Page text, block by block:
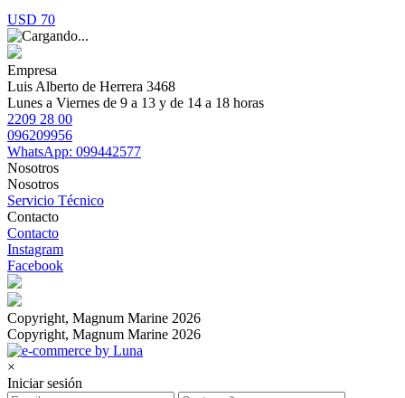
USD 70
Empresa
Luis Alberto de Herrera 3468
Lunes a Viernes de 9 a 13 y de 14 a 18 horas
2209 28 00
096209956
WhatsApp: 099442577
Nosotros
Nosotros
Servicio Técnico
Contacto
Contacto
Instagram
Facebook
Copyright, Magnum Marine 2026
Copyright, Magnum Marine 2026
×
Iniciar sesión